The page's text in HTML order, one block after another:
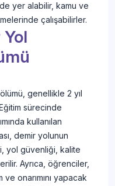
yer alabilir, kamu ve
çalışabilirler.
Yol
genellikle 2 yıl
sürecinde
kullanılan
demir yolunun
yol güvenliği, kalite
Ayrıca, öğrenciler,
ve onarımını yapacak